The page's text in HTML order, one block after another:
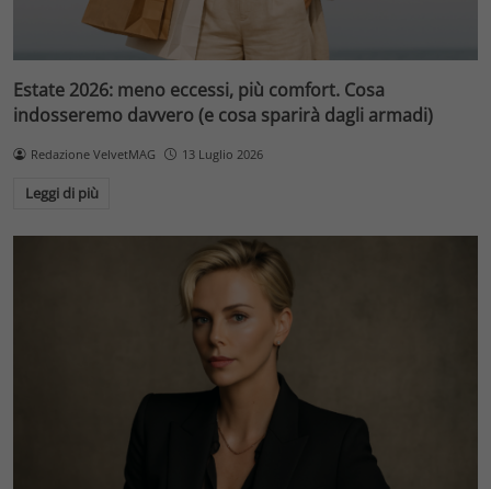
Estate 2026: meno eccessi, più comfort. Cosa
indosseremo davvero (e cosa sparirà dagli armadi)
Redazione VelvetMAG 13 Luglio 2026
Leggi di più